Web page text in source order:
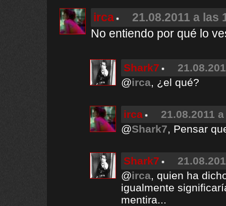
irca
21.08.2011 a las
No entiendo por qué lo
Shark7
@irca, ¿el qué?
irca
21.08.2011
@Shark7, Pensar
Shark7
@irca, quien ha
igualmente
mentira...